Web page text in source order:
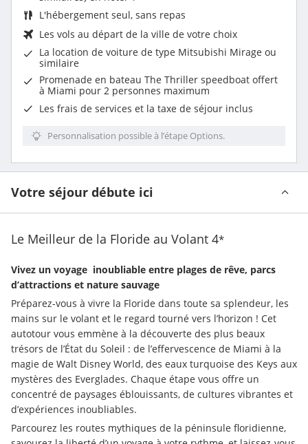
L'hébergement seul, sans repas
Les vols au départ de la ville de votre choix
La location de voiture de type Mitsubishi Mirage ou
similaire
Promenade en bateau The Thriller speedboat offert
à Miami pour 2 personnes maximum
Les frais de services et la taxe de séjour inclus
Personnalisation possible à l’étape Options.
Votre séjour débute ici
Le Meilleur de la Floride au Volant 4*
Vivez un voyage  inoubliable entre plages de rêve, parcs
d’attractions et nature sauvage
Préparez-vous à vivre la Floride dans toute sa splendeur, les
mains sur le volant et le regard tourné vers l’horizon ! Cet
autotour vous emmène à la découverte des plus beaux
trésors de l’État du Soleil : de l’effervescence de Miami à la
magie de Walt Disney World, des eaux turquoise des Keys aux
mystères des Everglades. Chaque étape vous offre un
concentré de paysages éblouissants, de cultures vibrantes et
d’expériences inoubliables.
Parcourez les routes mythiques de la péninsule floridienne,